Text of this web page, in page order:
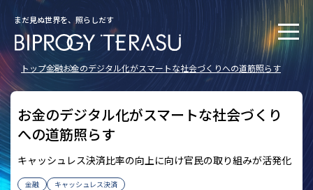
まだ見ぬ世界を、照らしだす
トップ金融お金のデジタル化がスマートな社会づくりへの道筋照らす
お金のデジタル化がスマートな社会づくり
への道筋照らす
キャッシュレス決済比率の向上に向け官民の取り組みが活発化
金融 キャッシュレス決済